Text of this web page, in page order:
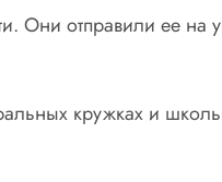
отправили ее на
кружках и